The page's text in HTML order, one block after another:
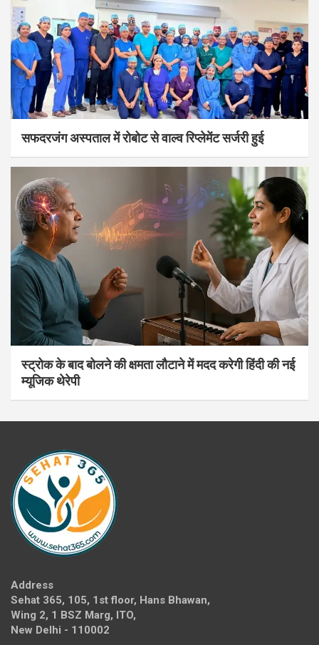
सफदरजंग अस्पताल में रोबोट से वाल्व रिप्लेमेंट सर्जरी हुई
स्ट्रोक के बाद बोलने की क्षमता लौटाने में मदद करेगी हिंदी की नई
म्यूजिक थेरेपी
Address
Sehat 365, 105, 1st floor, Hans Bhawan,
Wing 2, 1 BSZ Marg, ITO,
New Delhi - 110002